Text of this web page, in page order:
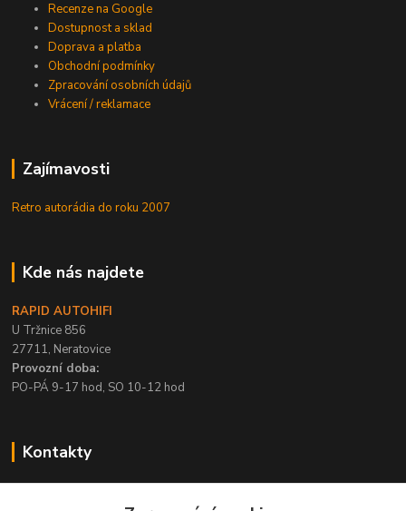
Recenze na Google
Dostupnost a sklad
Doprava a platba
Obchodní podmínky
Zpracování osobních údajů
Vrácení / reklamace
Zajímavosti
Retro autorádia do roku 2007
Kde nás najdete
RAPID AUTOHIFI
U Tržnice 856
27711, Neratovice
Provozní doba:
PO-PÁ 9-17 hod, SO 10-12 hod
Kontakty